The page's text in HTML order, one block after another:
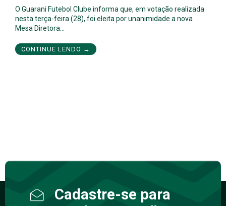
O Guarani Futebol Clube informa que, em votação realizada
nesta terça-feira (28), foi eleita por unanimidade a nova
Mesa Diretora…
CONTINUE LENDO →
Cadastre-se para